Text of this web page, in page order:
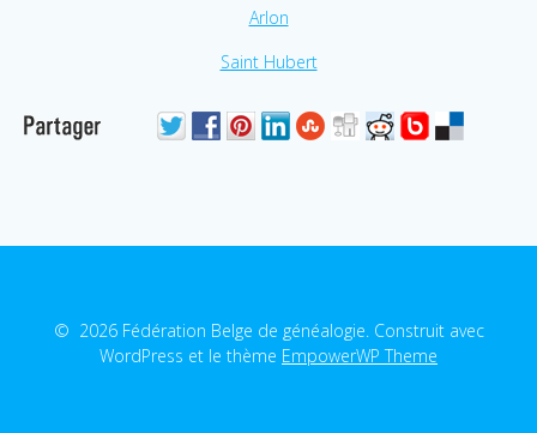
Arlon
Saint Hubert
© 2026 Fédération Belge de généalogie. Construit avec
WordPress et le thème EmpowerWP Theme